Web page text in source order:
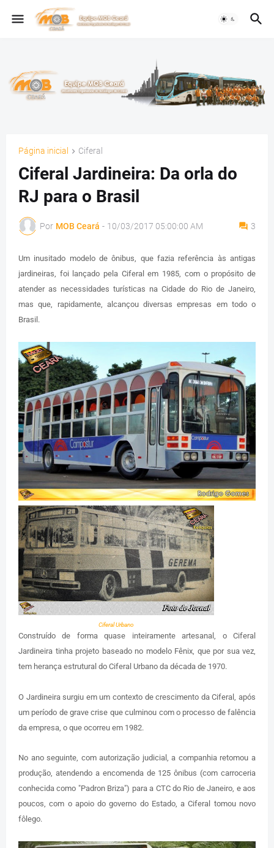
Página inicial Ciferal
Ciferal Jardineira: Da orla do
RJ para o Brasil
Por MOB Ceará - 10/03/2017 05:00:00 AM 3
Um inusitado modelo de ônibus, que fazia referência às antigas
jardineiras, foi lançado pela Ciferal em 1985, com o propósito de
atender as necessidades turísticas na Cidade do Rio de Janeiro,
mas que, rapidamente, alcançou diversas empresas em todo o
Brasil.
Ciferal Urbano
Construído de forma quase inteiramente artesanal, o Ciferal
Jardineira tinha projeto baseado no modelo Fênix, que por sua vez,
tem herança estrutural do Ciferal Urbano da década de 1970.
O Jardineira surgiu em um contexto de crescimento da Ciferal, após
um período de grave crise que culminou com o processo de falência
da empresa, o que ocorreu em 1982.
No ano seguinte, com autorização judicial, a companhia retomou a
produção, atendendo a encomenda de 125 ônibus (com carroceria
conhecida como "Padron Briza") para a CTC do Rio de Janeiro, e aos
poucos, com o apoio do governo do Estado, a Ciferal tomou novo
fôlego.